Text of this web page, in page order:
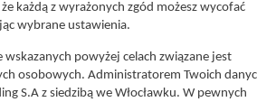
Lewiatan Żory
każdą z wyrażonych zgód możesz wycofać
wybrane ustawienia.
powyżej celach związane jest
osobowych. Administratorem Twoich
S.A z siedzibą we Włocławku. W pewnych